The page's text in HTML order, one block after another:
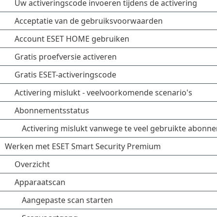
Uw activeringscode invoeren tijdens de activering
Acceptatie van de gebruiksvoorwaarden
Account ESET HOME gebruiken
Gratis proefversie activeren
Gratis ESET-activeringscode
Activering mislukt - veelvoorkomende scenario's
Abonnementsstatus
Activering mislukt vanwege te veel gebruikte
Werken met ESET Smart Security Premium
Overzicht
Apparaatscan
Aangepaste scan starten